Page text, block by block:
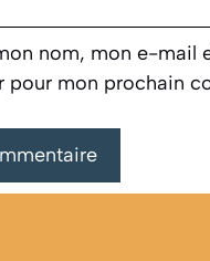
nom, mon e-mail
pour mon prochain